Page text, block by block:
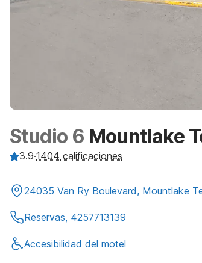
Studio 6 Mountlake
3.9·1404 calificaciones
24035 Van Ry Boulevard, Mountlake
Reservas, 4257713139
Accesibilidad del motel